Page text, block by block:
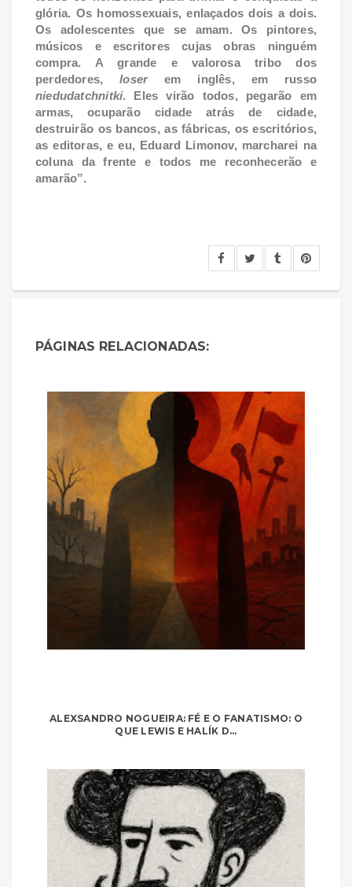
glória. Os homossexuais, enlaçados dois a dois.
Os adolescentes que se amam. Os pintores,
músicos e escritores cujas obras ninguém
compra. A grande e valorosa tribo dos
perdedores,loserem inglês, em russo
niedudatchnitki. Eles virão todos, pegarão em
armas, ocuparão cidade atrás de cidade,
destruirão os bancos, as fábricas, os escritórios,
as editoras, e eu, Eduard Limonov, marcharei na
coluna da frente e todos me reconhecerão e
amarão”.
PÁGINAS RELACIONADAS:
ALEXSANDRO NOGUEIRA: FÉ E O FANATISMO: O
QUE LEWIS E HALÍK D...